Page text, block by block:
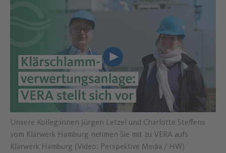
Lade Youtube Video "Unsere
Unsere Kolleg:innen Jürgen Letzel und Charlotte Steffens
vom Klärwerk Hamburg nehmen Sie mit zu VERA aufs
Klärwerk Hamburg (Video: Perspektive Media / HW)